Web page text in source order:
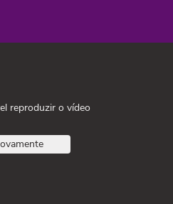
reproduzir o vídeo